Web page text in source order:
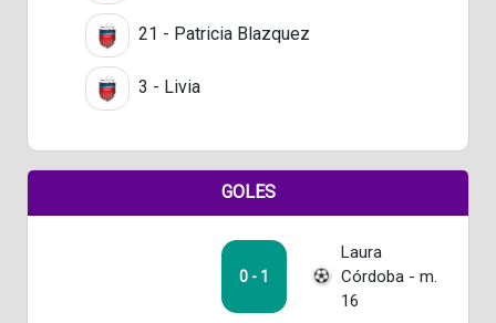
21 - Patricia Blazquez
3 - Livia
GOLES
0 - 1
Laura
Córdoba - m.
16